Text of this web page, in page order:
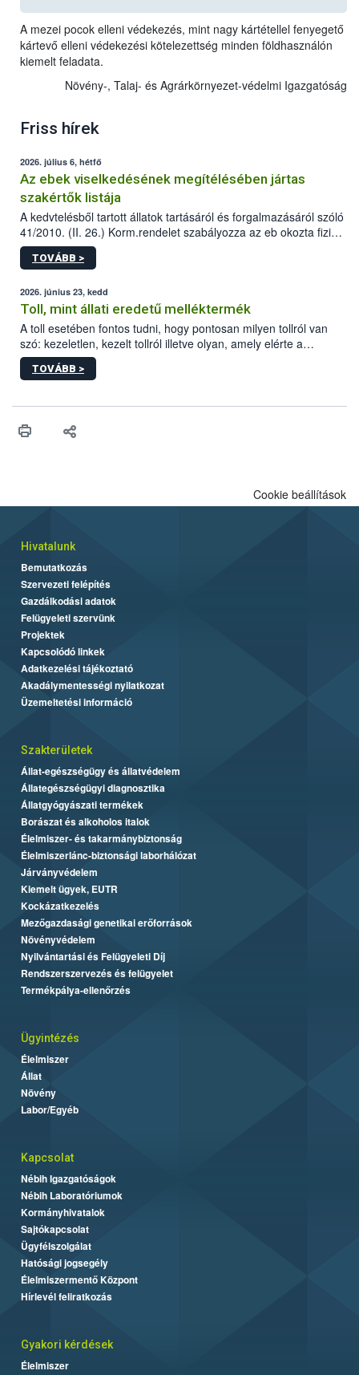
A mezei pocok elleni védekezés, mint nagy kártétellel fenyegető
kártevő elleni védekezési kötelezettség minden földhasználón
kiemelt feladata.
Növény-, Talaj- és Agrárkörnyezet-védelmi Igazgatóság
Friss hírek
2026. július 6, hétfő
Az ebek viselkedésének megítélésében jártas
szakértők listája
A kedvtelésből tartott állatok tartásáról és forgalmazásáról szóló
41/2010. (II. 26.) Korm.rendelet szabályozza az eb okozta fizikai
sérülés, illetve ennek veszélye keletkezésekor felmerülő
hatósági feladatokat, valamint a veszélyes eb tartását és annak
vonni az ebek viselkedésének megítélésében jártas szakértőt.
TOVÁBB >
2026. június 23, kedd
Toll, mint állati eredetű melléktermék
A toll esetében fontos tudni, hogy pontosan milyen tollról van
szó: kezeletlen, kezelt tollról illetve olyan, amely elérte a
„végpontját”.
TOVÁBB >
Cookie beállítások
Hivatalunk
Bemutatkozás
Szervezeti felépítés
Gazdálkodási adatok
Felügyeleti szervünk
Projektek
Kapcsolódó linkek
Adatkezelési tájékoztató
Akadálymentességi nyilatkozat
Üzemeltetési információ
Szakterületek
Állat-egészségügy és állatvédelem
Állategészségügyi diagnosztika
Állatgyógyászati termékek
Borászat és alkoholos italok
Élelmiszer- és takarmánybiztonság
Élelmiszerlánc-biztonsági laborhálózat
Járványvédelem
Kiemelt ügyek, EUTR
Kockázatkezelés
Mezőgazdasági genetikai erőforrások
Növényvédelem
Nyilvántartási és Felügyeleti Díj
Rendszerszervezés és felügyelet
Termékpálya-ellenőrzés
Ügyintézés
Élelmiszer
Állat
Növény
Labor/Egyéb
Kapcsolat
Nébih Igazgatóságok
Nébih Laboratóriumok
Kormányhivatalok
Sajtókapcsolat
Ügyfélszolgálat
Hatósági jogsegély
Élelmiszermentő Központ
Hírlevél feliratkozás
Gyakori kérdések
Élelmiszer